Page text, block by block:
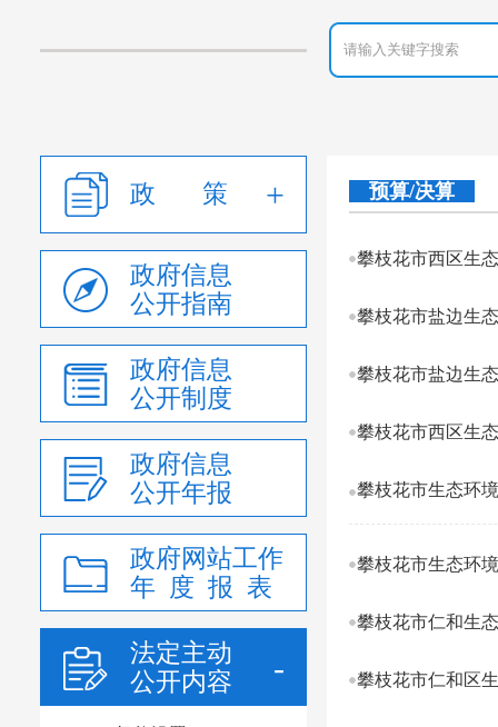
政 策
政府信息
公开指南
政府信息
公开制度
政府信息
公开年报
政府网站工作
年 度 报 表
法定主动
公开内容
预算/决算
攀枝花市西区生
攀枝花市盐边生
攀枝花市盐边生
攀枝花市西区生
攀枝花市生态环
攀枝花市生态环
攀枝花市仁和生
攀枝花市仁和区